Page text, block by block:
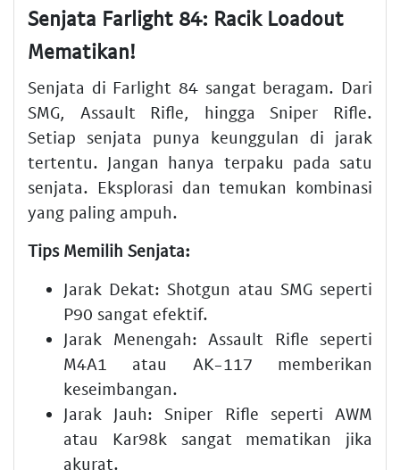
Senjata Farlight 84: Racik Loadout
Mematikan!
Senjata di Farlight 84 sangat beragam. Dari
SMG, Assault Rifle, hingga Sniper Rifle.
Setiap senjata punya keunggulan di jarak
tertentu. Jangan hanya terpaku pada satu
senjata. Eksplorasi dan temukan kombinasi
yang paling ampuh.
Tips Memilih Senjata:
Jarak Dekat: Shotgun atau SMG seperti
P90 sangat efektif.
Jarak Menengah: Assault Rifle seperti
M4A1 atau AK-117 memberikan
keseimbangan.
Jarak Jauh: Sniper Rifle seperti AWM
atau Kar98k sangat mematikan jika
akurat.